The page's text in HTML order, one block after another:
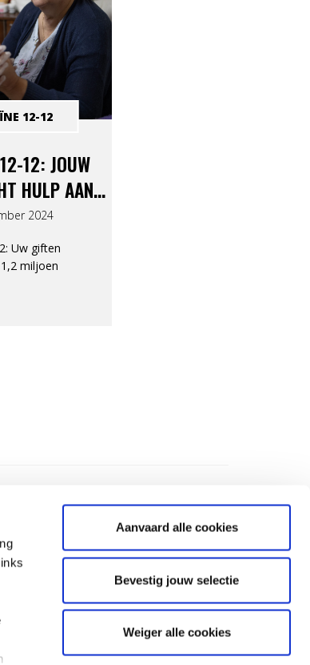
Aanvaard alle cookies
Bevestig jouw selectie
Weiger alle cookies
12: JOUW
HULP AAN
MENSEN
2024
Uw giften
miljoen
12-12
BANKINFORMATIE
IBAN : BE 19 0000 0000 1212
Een fiscaal attest wordt uitsluitend afgeleverd